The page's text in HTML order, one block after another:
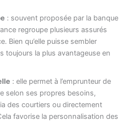
: souvent proposée par la banque
regroupe plusieurs assurés
Bien qu’elle puisse sembler
toujours la plus avantageuse en
: elle permet à l’emprunteur de
selon ses propres besoins,
des courtiers ou directement
favorise la personnalisation des